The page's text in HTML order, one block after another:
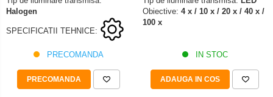
Halogen
SPECIFICATII TEHNICE:
PRECOMANDA
PRECOMANDA
Obiective: 4 x / 10 x / 20 x / 40 x /
100 x
IN STOC
ADAUGA IN COS